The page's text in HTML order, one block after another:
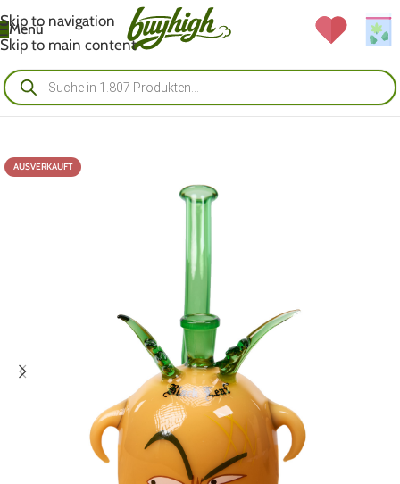
Skip to navigation
Skip to main content
Menü
AUSVERKAUFT